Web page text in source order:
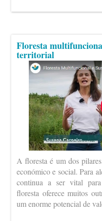
Floresta
territorial
A floresta é um dos
económico e social. Para
continua a ser vital
floresta oferece muitos
um enorme potencial de